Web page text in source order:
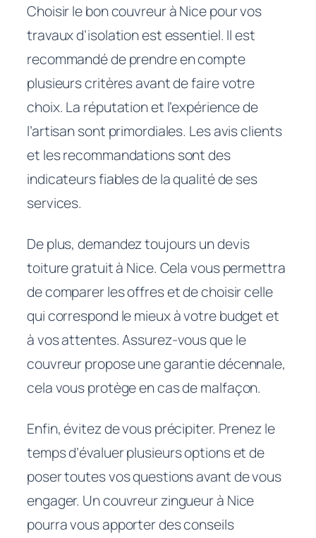
Choisir le bon couvreur à Nice pour vos
travaux d’isolation est essentiel. Il est
recommandé de prendre en compte
plusieurs critères avant de faire votre
choix. La réputation et l’expérience de
l’artisan sont primordiales. Les avis clients
et les recommandations sont des
indicateurs fiables de la qualité de ses
services.
De plus, demandez toujours un devis
toiture gratuit à Nice. Cela vous permettra
de comparer les offres et de choisir celle
qui correspond le mieux à votre budget et
à vos attentes. Assurez-vous que le
couvreur propose une garantie décennale,
cela vous protège en cas de malfaçon.
Enfin, évitez de vous précipiter. Prenez le
temps d’évaluer plusieurs options et de
poser toutes vos questions avant de vous
engager. Un couvreur zingueur à Nice
pourra vous apporter des conseils